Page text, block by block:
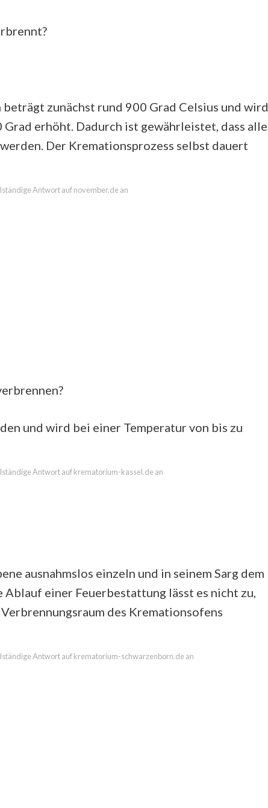
zunächst rund 900 Grad Celsius und wird
erhöht. Dadurch ist gewährleistet, dass alle
Der Kremationsprozess selbst dauert
Antwort auf november.de an
und wird bei einer Temperatur von bis zu
Antwort auf krematorium-kassel.de an
ausnahmslos einzeln und in seinem Sarg dem
einer Feuerbestattung lässt es nicht zu,
des Kremationsofens
Antwort auf krematorium-schwarzenborn.de an